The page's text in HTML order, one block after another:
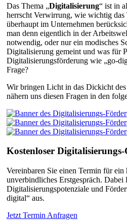
Das Thema „Digitalisierung“ ist in
herrscht Verwirrung, wie wichtig das
überhaupt im Unternehmen
man denn eigentlich in der
notwendig, oder nur ein modisches
Digitalisierung gemeint und was für
Digitalisierungsförderung wie „go-
Frage?
Wir bringen Licht in das Dickicht
nähern uns diesen Fragen in den
Kostenloser Digitalisierungs-
Vereinbaren Sie einen Termin für ein
unverbindliches Erstgespräch. Dabei
Digitalisierungspotenziale und
digital“ aus.
Jetzt Termin Anfragen